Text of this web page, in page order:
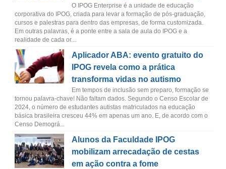
O IPOG Enterprise é a unidade de educação
corporativa do IPOG, criada para levar a formação de pós-graduação,
cursos e palestras para dentro das empresas, de forma customizada.
Em outras palavras, é a ponte entre a sala de aula do IPOG e a
realidade de cada or...
Aplicador ABA: evento gratuito do
IPOG revela como a prática
transforma vidas no autismo
Em tempos de inclusão sem preparo, formação se
tornou palavra-chave! Não faltam dados. Segundo o Censo Escolar de
2024, o número de estudantes autistas matriculados na educação
básica brasileira cresceu 44% em apenas um ano. E, de acordo com o
Censo Demográ...
Alunos da Faculdade IPOG
mobilizam arrecadação de cestas
em ação contra a fome